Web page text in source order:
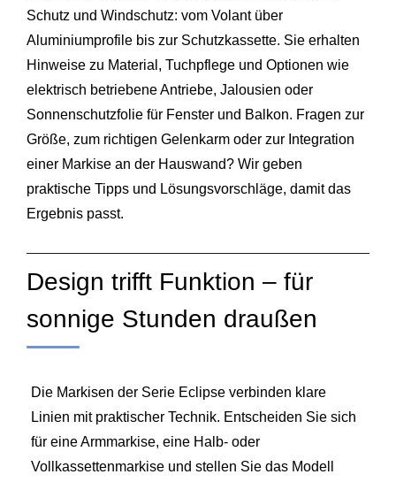
Schutz und Windschutz: vom Volant über
Aluminiumprofile bis zur Schutzkassette. Sie erhalten
Hinweise zu Material, Tuchpflege und Optionen wie
elektrisch betriebene Antriebe, Jalousien oder
Sonnenschutzfolie für Fenster und Balkon. Fragen zur
Größe, zum richtigen Gelenkarm oder zur Integration
einer Markise an der Hauswand? Wir geben
praktische Tipps und Lösungsvorschläge, damit das
Ergebnis passt.
Design trifft Funktion – für
sonnige Stunden draußen
Die Markisen der Serie Eclipse verbinden klare
Linien mit praktischer Technik. Entscheiden Sie sich
für eine Armmarkise, eine Halb- oder
Vollkassettenmarkise und stellen Sie das Modell